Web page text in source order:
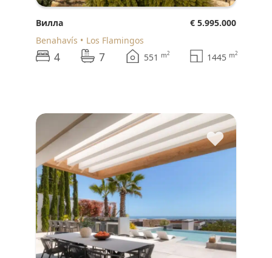
Вилла
€ 5.995.000
Benahavís
Los Flamingos
4 7 551 m2 1445 m2
♥